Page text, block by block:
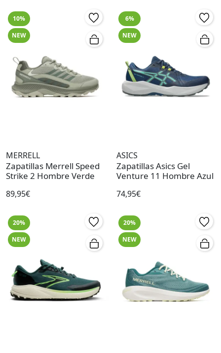
10%
NEW
MERRELL
Zapatillas Merrell Speed
Strike 2 Hombre Verde
89,95€
6%
NEW
ASICS
Zapatillas Asics Gel
Venture 11 Hombre Azul
74,95€
20%
NEW
20%
NEW